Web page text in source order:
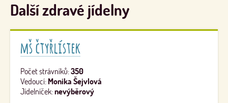
Další zdravé jídelny
mš čtyřlístek
Počet strávníků:350
Vedoucí: Monika Šejvlová
Jídelníček:nevýběrový